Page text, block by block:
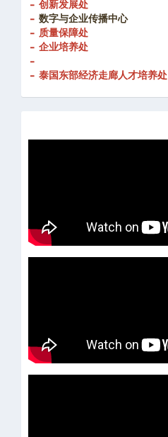
- 创新发展处
- 数字与企业传播中心
- 质量保障处
- 企业培养处
-
- 泰国东部经济走廊人才培养处